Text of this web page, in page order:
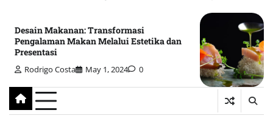
Desain Makanan: Transformasi
Pengalaman Makan Melalui Estetika dan
Presentasi
Rodrigo Costa May 1, 2024 0